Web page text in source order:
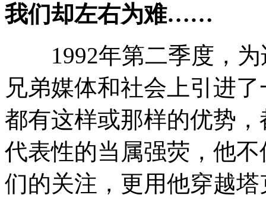
我们却左右为难……
1992年第二季度，为
兄弟媒体和社会上引进
都有这样或那样的优势
代表性的当属强荧，他
们的关注，更用他穿越